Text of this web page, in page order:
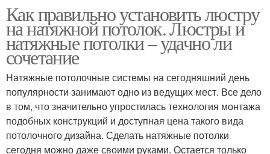
Как правильно установить люстру
на натяжной потолок. Люстры и
натяжные потолки – удачно ли
сочетание
Натяжные потолочные системы на сегодняшний день
популярности занимают одно из ведущих мест. Все дело
в том, что значительно упростилась технология монтажа
подобных конструкций и доступная цена такого вида
потолочного дизайна. Сделать натяжные потолки
сегодня можно даже своими руками. Остается только